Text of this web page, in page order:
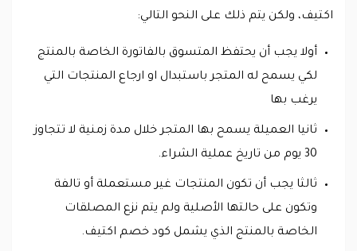
اكتيف، ولكن يتم ذلك على النحو التالي:
أولا يجب أن يحتفظ المتسوق بالفاتورة الخاصة بالمنتج
لكي يسمح له المتجر باستبدال او ارجاع المنتجات التي
يرغب بها
ثانيا العميلة يسمح بها المتجر خلال مدة زمنية لا تتجاوز
30 يوم من تاريخ عملية الشراء.
ثالثا يجب أن تكون المنتجات غير مستعملة أو تالفة
وتكون على حالتها الأصلية ولم يتم نزع المصلقات
الخاصة بالمنتج الذي يشمل كود خصم اكتيف.